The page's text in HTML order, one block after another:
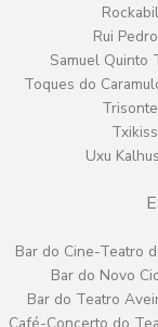
Rui Pedro
Samuel Quinto
Toques do
Trisonte
Txikiss
Uxu Kalhus
Bar do Cine-Teatro
Bar do Novo
Bar do Teatro
Café-Concerto do